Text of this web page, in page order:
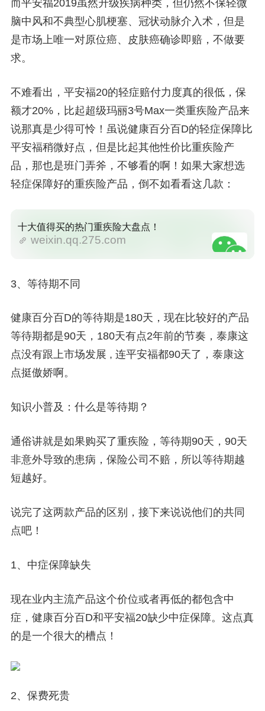
而平安福2019虽然升级疾病种类，但仍然不保轻微
脑中风和不典型心肌梗塞、冠状动脉介入术，但是
是市场上唯一对原位癌、皮肤癌确诊即赔，不做要
求。
不难看出，平安福20的轻症赔付力度真的很低，保
额才20%，比起超级玛丽3号Max一类重疾险产品来
说那真是少得可怜！虽说健康百分百D的轻症保障比
平安福稍微好点，但是比起其他性价比重疾险产
品，那也是班门弄斧，不够看的啊！如果大家想选
轻症保障好的重疾险产品，倒不如看看这几款：
十大值得买的热门重疾险大盘点！
weixin.qq.275.com
3、等待期不同
健康百分百D的等待期是180天，现在比较好的产品
等待期都是90天，180天有点2年前的节奏，泰康这
点没有跟上市场发展 , 连平安福都90天了，泰康这
点挺傲娇啊。
知识小普及：什么是等待期？
通俗讲就是如果购买了重疾险，等待期90天，90天
非意外导致的患病，保险公司不赔，所以等待期越
短越好。
说完了这两款产品的区别，接下来说说他们的共同
点吧！
1、中症保障缺失
现在业内主流产品这个价位或者再低的都包含中
症，健康百分百D和平安福20缺少中症保障。这点真
的是一个很大的槽点！
2、保费死贵